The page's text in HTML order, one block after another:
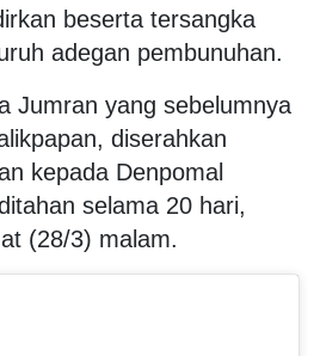
beserta tersangka
adegan pembunuhan.
Jumran yang sebelumnya
diserahkan
kepada Denpomal
selama 20 hari,
(28/3) malam.